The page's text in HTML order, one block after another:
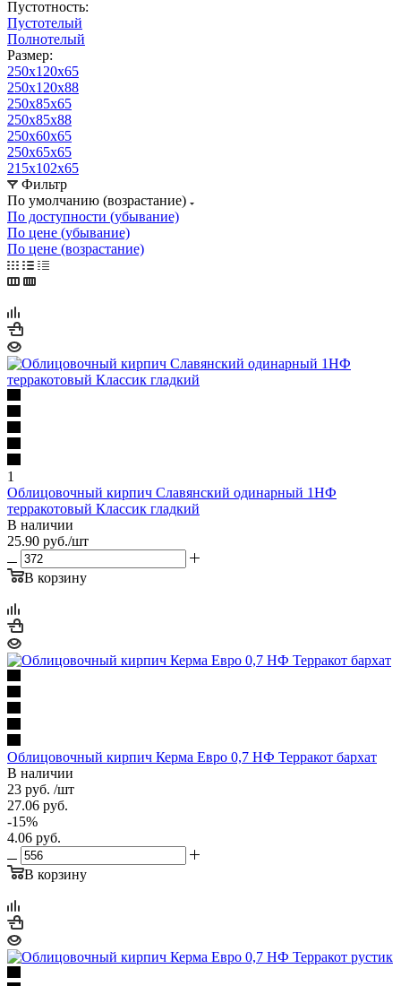
Пустотность:
Пустотелый
Полнотелый
Размер:
250х120х65
250х120х88
250х85х65
250х85х88
250х60х65
250х65х65
215х102х65
Фильтр
По умолчанию (возрастание)
По доступности (убывание)
По цене (убывание)
По цене (возрастание)
1
Облицовочный кирпич Славянский одинарный 1НФ
терракотовый Классик гладкий
В наличии
25.90 руб./шт
В корзину
Облицовочный кирпич Керма Евро 0,7 НФ Терракот бархат
В наличии
23 руб. /шт
27.06 руб.
-15%
4.06 руб.
В корзину